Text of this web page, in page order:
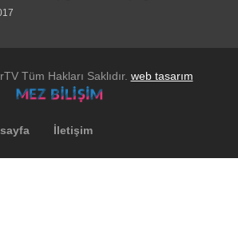
Tüm Hakları Saklıdır. web tasarım
İletişim